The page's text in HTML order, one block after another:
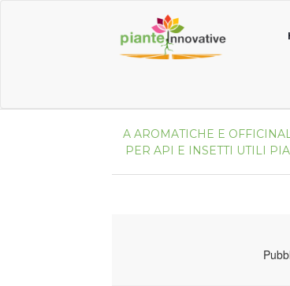
A AROMATICHE E
PER API E INSETTI UTILI